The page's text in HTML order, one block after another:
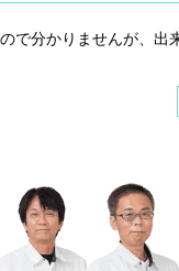
で分かりませんが、出